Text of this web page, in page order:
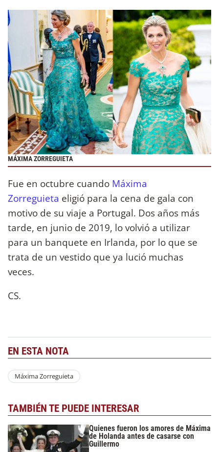
MÁXIMA ZORREGUIETA
Fue en octubre cuando Máxima
Zorreguieta eligió para la cena de gala con
motivo de su viaje a Portugal. Dos años más
tarde, en junio de 2019, lo volvió a utilizar
para un banquete en Irlanda, por lo que se
trata de un vestido que ya lució muchas
veces.
CS.
EN ESTA NOTA
Máxima Zorreguieta
TAMBIÉN TE PUEDE INTERESAR
Quienes fueron los amores de Máxima
de Holanda antes de casarse con
Guillermo